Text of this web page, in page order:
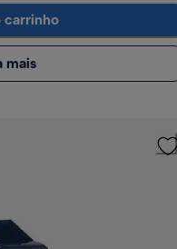
carrinho
mais